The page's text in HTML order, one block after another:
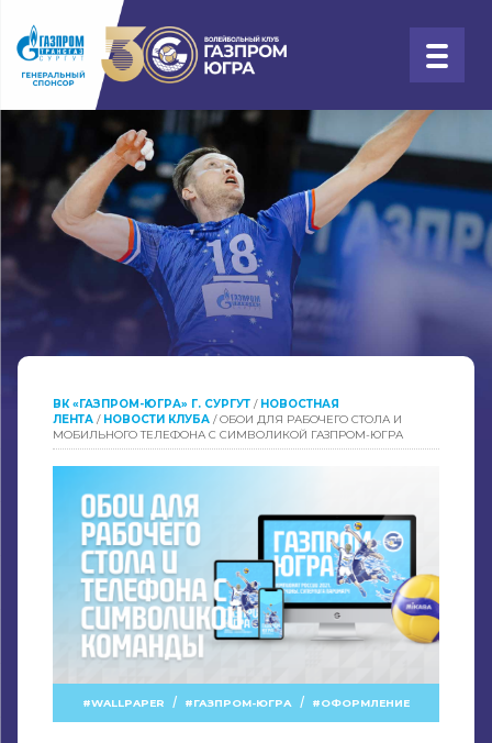
ВК «ГАЗПРОМ-ЮГРА» Г. СУРГУТ / НОВОСТНАЯ
ЛЕНТА / НОВОСТИ КЛУБА /ОБОИ ДЛЯ РАБОЧЕГО СТОЛА И
МОБИЛЬНОГО ТЕЛЕФОНА С СИМВОЛИКОЙ ГАЗПРОМ-ЮГРА
WALLPAPER / ГАЗПРОМ-ЮГРА / ОФОРМЛЕНИЕ